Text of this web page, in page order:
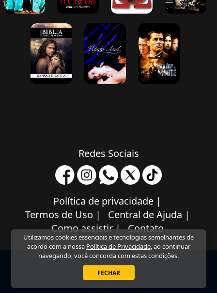
Utilizamos cookies essenciais e tecnologias semelhantes de
acordo com a nossa Política de Privacidade, ao continuar
navegando, você concorda com estas condições.
FECHAR
Coleção Bíblia
Sagrada -
Sansão e Dalila
Veludo Azul
Morte
Redes Sociais
Política de privacidade |
Termos de Uso | Central de Ajuda |
Como assistir| Contato